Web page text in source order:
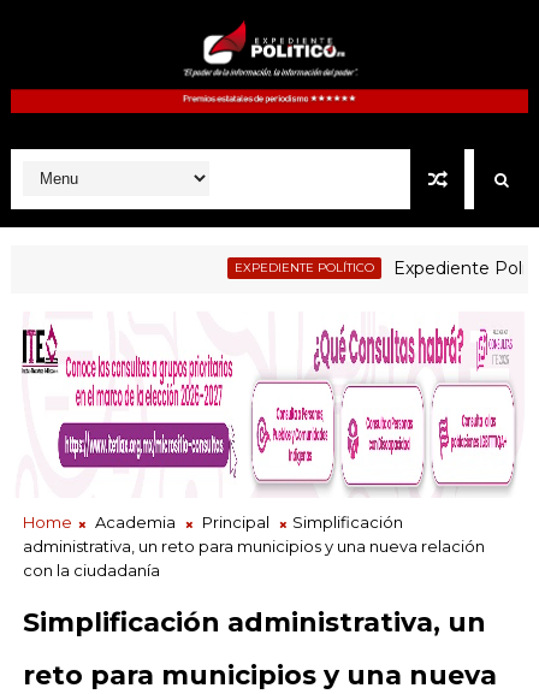
EXPEDIENTE POLÍTICO Expediente Politico.Mx
Home Academia Principal
Simplificación
administrativa, un reto para municipios y una nueva relación
con la ciudadanía
Simplificación administrativa, un
reto para municipios y una nueva